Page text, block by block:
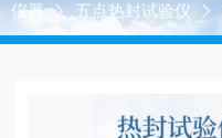
仪器
五点热封试验仪
仪